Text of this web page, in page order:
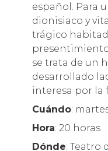
español. Para
dionisiaco y
trágico
se trata de un
desarrollado
interesa por la
Cuándo:
Hora: 20 horas
Dónde: Teatro